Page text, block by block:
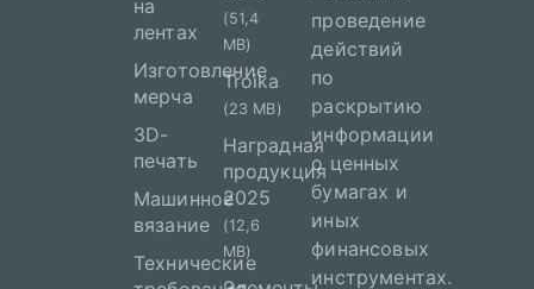
на
лентах
Изготовление
мерча
3D-
печать
Машинное
вязание
Технические
(51,4
MB)
Troika
(23 MB)
Наградная
продукция
2025
(12,6
MB)
проведение
действий
по
раскрытию
информации
о ценных
бумагах и
иных
финансовых
инструментах.